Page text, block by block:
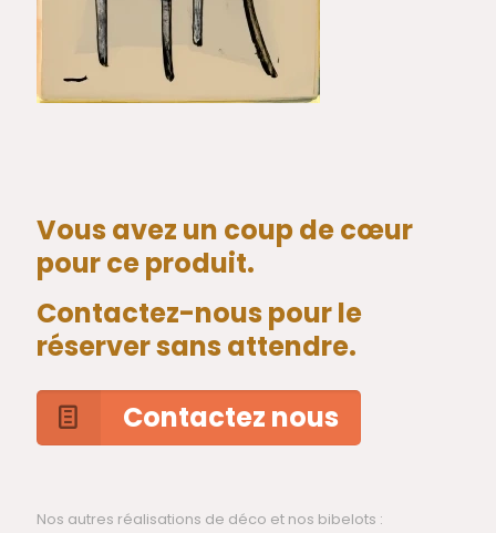
Vous avez un coup de cœur
pour ce produit.
Contactez-nous pour le
réserver sans attendre.
Contactez nous
Nos autres réalisations de déco et nos bibelots :